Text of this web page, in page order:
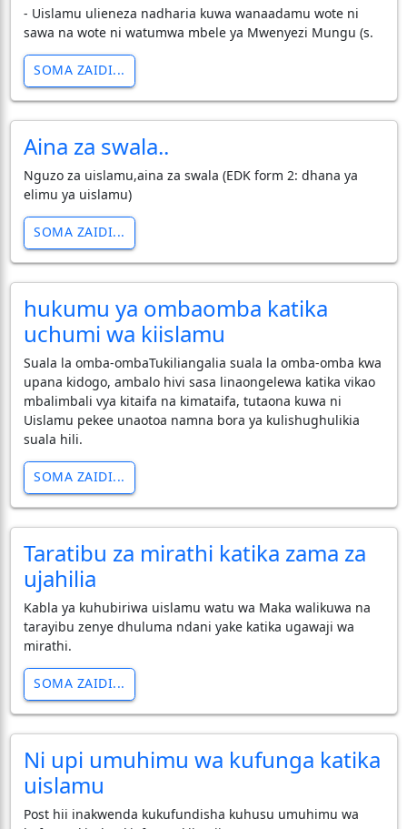
- Uislamu ulieneza nadharia kuwa wanaadamu wote ni
sawa na wote ni watumwa mbele ya Mwenyezi Mungu (s.
SOMA ZAIDI...
Aina za swala..
Nguzo za uislamu,aina za swala (EDK form 2: dhana ya
elimu ya uislamu)
SOMA ZAIDI...
hukumu ya ombaomba katika
uchumi wa kiislamu
Suala la omba-ombaTukiliangalia suala la omba-omba kwa
upana kidogo, ambalo hivi sasa linaongelewa katika vikao
mbalimbali vya kitaifa na kimataifa, tutaona kuwa ni
Uislamu pekee unaotoa namna bora ya kulishughulikia
suala hili.
SOMA ZAIDI...
Taratibu za mirathi katika zama za
ujahilia
Kabla ya kuhubiriwa uislamu watu wa Maka walikuwa na
tarayibu zenye dhuluma ndani yake katika ugawaji wa
mirathi.
SOMA ZAIDI...
Ni upi umuhimu wa kufunga katika
uislamu
Post hii inakwenda kukufundisha kuhusu umuhimu wa